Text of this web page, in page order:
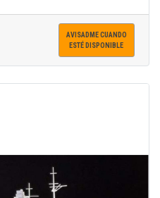
AVISADME CUANDO
ESTÉ DISPONIBLE